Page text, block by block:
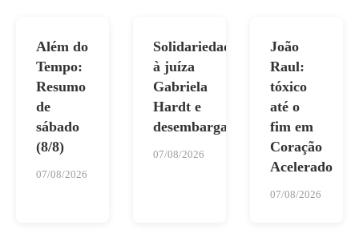
Além do
Tempo:
Resumo
de
sábado
(8/8)
07/08/2026
Solidariedade
à juíza
Gabriela
Hardt e
desembargadores
07/08/2026
João
Raul:
tóxico
até o
fim em
Coração
Acelerado
07/08/2026